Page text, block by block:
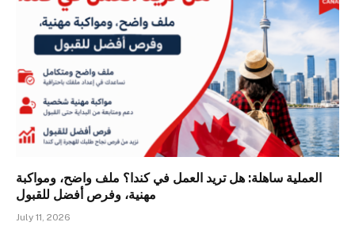
العملية ساهلة: هل تريد العمل في كندا؟ ملف واضح، ومواكبة
مهنية، وفرص أفضل للقبول
July 11, 2026